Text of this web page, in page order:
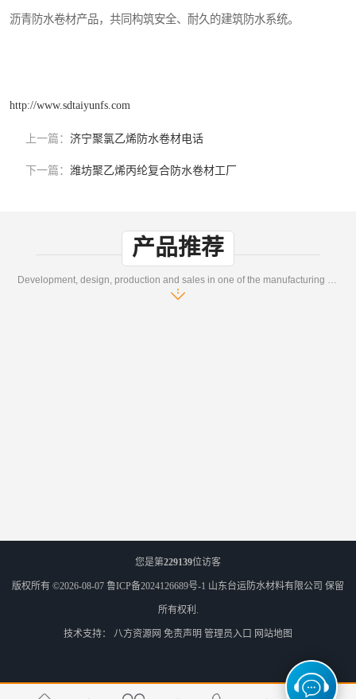
沥青防水卷材产品，共同构筑安全、耐久的建筑防水系统。
http://www.sdtaiyunfs.com
上一篇： 济宁聚氯乙烯防水卷材电话
下一篇： 潍坊聚乙烯丙纶复合防水卷材工厂
产品推荐
Development, design, production and sales in one of the manufacturing enterprises
您是第229139位访客
版权所有 ©2026-08-07 鲁ICP备2024126689号-1 山东台运防水材料有限公司 保留
所有权利.
技术支持： 八方资源网 免责声明 管理员入口 网站地图